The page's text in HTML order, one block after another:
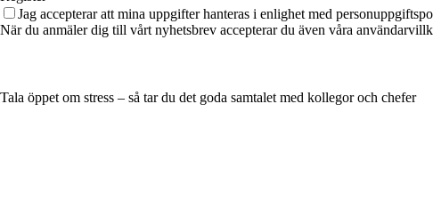
Jag accepterar att mina uppgifter hanteras i enlighet med
När du anmäler dig till vårt nyhetsbrev accepterar du även våra
Tala öppet om stress – så tar du det goda samtalet med kollegor och chefer